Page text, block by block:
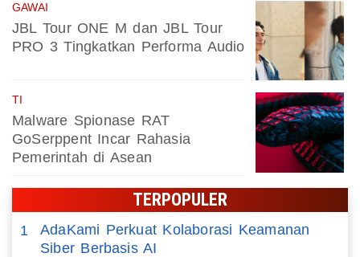
GAWAI
JBL Tour ONE M dan JBL Tour
PRO 3 Tingkatkan Performa Audio
TI
Malware Spionase RAT
GoSerppent Incar Rahasia
Pemerintah di Asean
TERPOPULER
1
AdaKami Perkuat Kolaborasi Keamanan
Siber Berbasis AI